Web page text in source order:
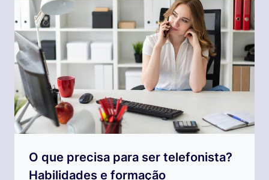
O que precisa para ser telefonista?
Habilidades e formação